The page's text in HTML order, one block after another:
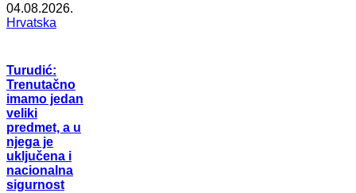
04.08.2026.
Hrvatska
Turudić:
Trenutačno
imamo jedan
veliki
predmet, a u
njega je
uključena i
nacionalna
sigurnost